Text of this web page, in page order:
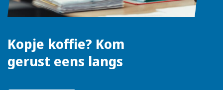
Kopje koffie? Kom
gerust eens langs